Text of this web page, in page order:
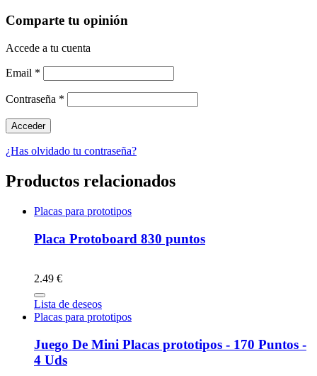
Comparte tu opinión
Accede a tu cuenta
Email *
Contraseña *
¿Has olvidado tu contraseña?
Productos relacionados
Placas para prototipos
Placa Protoboard 830 puntos
2.49 €
Lista de deseos
Placas para prototipos
Juego De Mini Placas prototipos - 170 Puntos -
4 Uds